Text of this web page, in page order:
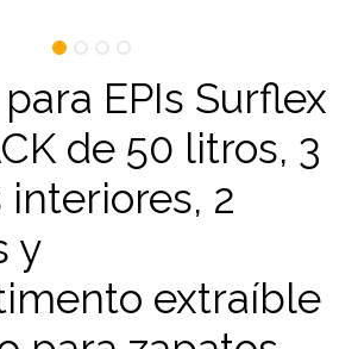
EPIs Surflex
de 50 litros, 3
2
y
extraíble